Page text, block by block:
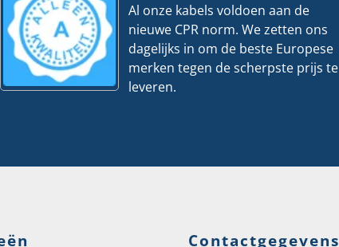
Al onze kabels voldoen aan de
nieuwe CPR norm. We zetten ons
dagelijks in om de beste Europese
merken tegen de scherpste prijs te
leveren.
Contactgegevens